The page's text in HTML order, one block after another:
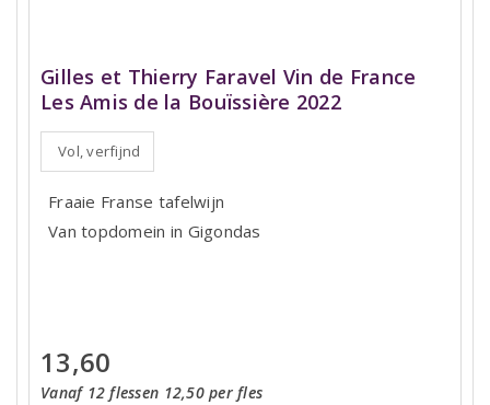
Gilles et Thierry Faravel Vin de France
Les Amis de la Bouïssière 2022
Vol, verfijnd
Fraaie Franse tafelwijn
Van topdomein in Gigondas
13,60
Vanaf 12 flessen 12,50 per fles